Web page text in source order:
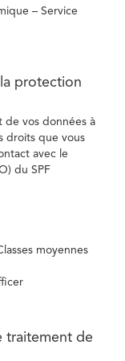
– Service
protection
de vos données à
droits que vous
avec le
du SPF
moyennes
traitement de